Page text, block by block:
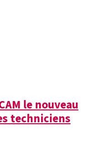
le nouveau
techniciens